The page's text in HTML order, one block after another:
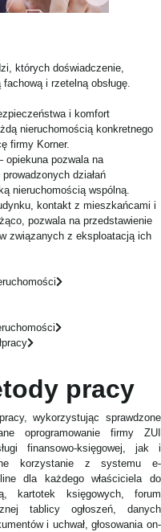
których doświadczenie,
i rzetelną obsługę.
i komfort
nieruchomością konkretnego
firmy Korner.
opiekuna pozwala na
działań
nieruchomością wspólną.
kontakt z mieszkańcami i
pozwala na przedstawienie
związanych z eksploatacją ich
pracy
wykorzystując sprawdzone
oprogramowanie firmy ZUI
finansowo-księgowej, jak i
korzystanie z systemu e-
dla każdego właściciela do
kartotek księgowych, forum
tablicy ogłoszeń, danych
i uchwał, głosowania on-